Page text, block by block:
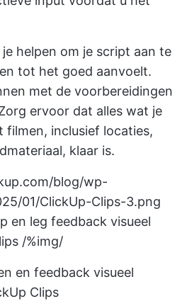
helpen om je script aan te
tot het goed aanvoelt.
met de voorbereidingen
ervoor dat alles wat je
inclusief locaties,
klaar is.
blog/wp-
01/ClickUp-Clips-3.png
en leg feedback visueel
/%img/
en feedback visueel
Clips